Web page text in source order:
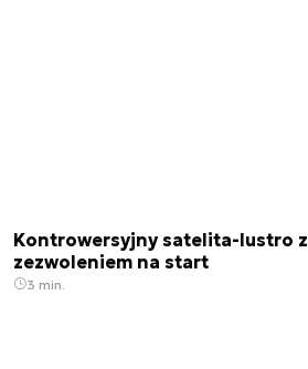
Kontrowersyjny satelita-lustro z
zezwoleniem na start
3 min.